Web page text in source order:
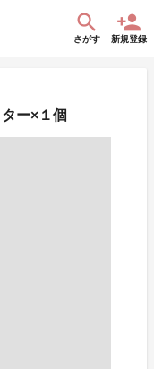
さがす 新規登録
ー×１個